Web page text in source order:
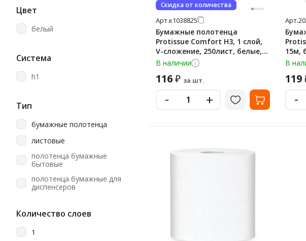
Motti
Officeclean
Protissue
Soffione
Цвет
белый
Система
h1
Тип
бумажные полотенца
листовые
полотенца бумажные
бытовые
полотенца бумажные для
диспенсеров
Количество слоев
1
Скидка от количества
Арт.к1038825
Бумажные полотенца
Protissue Comfort H3, 1 слой,
V-сложение, 250лист, белые,
C193
В наличии
116₽ за шт.
- +
Арт.
15м,
В
119
-